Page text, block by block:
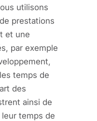
utilisons
prestations
et une
par exemple
temps de
des
ainsi de
temps de